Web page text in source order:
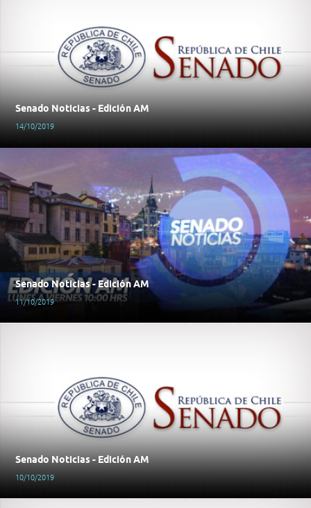
Senado Noticias - Edición AM
14/10/2019
Senado Noticias - Edición AM
11/10/2019
Senado Noticias - Edición AM
10/10/2019